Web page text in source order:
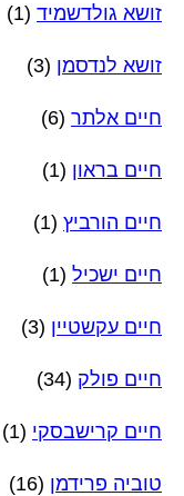
זושא גולדשמיד (1)
זושא לנדסמן (3)
חיים אלתר (6)
חיים בראון (1)
חיים הורביץ (1)
חיים ישכיל (1)
חיים עקשטיין (3)
חיים פולק (34)
חיים קרישבסקי (1)
טוביה פרידמן (16)